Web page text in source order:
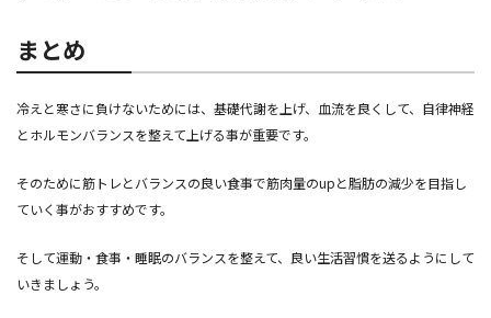
まとめ
冷えと寒さに負けないためには、基礎代謝を上げ、血流を良くして、自律神経
とホルモンバランスを整えて上げる事が重要です。
そのために筋トレとバランスの良い食事で筋肉量のupと脂肪の減少を目指し
ていく事がおすすめです。
そして運動・食事・睡眠のバランスを整えて、良い生活習慣を送るようにして
いきましょう。